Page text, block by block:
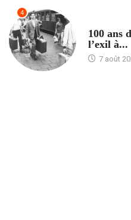
4
100 ans
l’exil à...
7 août